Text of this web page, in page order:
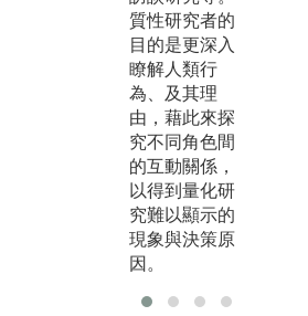
質性研究者的
目的是更深入
瞭解人類行
為、及其理
由，藉此來探
究不同角色間
的互動關係，
以得到量化研
究難以顯示的
現象與決策原
因。